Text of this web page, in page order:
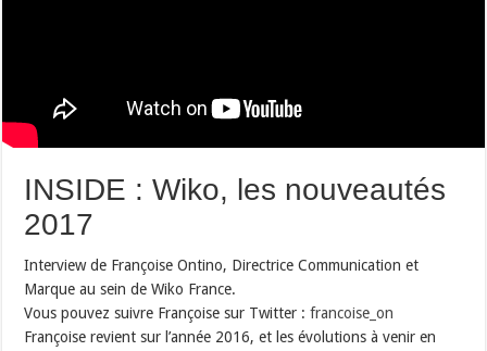
INSIDE : Wiko, les nouveautés
2017
Interview de Françoise Ontino, Directrice Communication et
Marque au sein de Wiko France.
Vous pouvez suivre Françoise sur Twitter :francoise_on
Françoise revient sur l’année 2016, et les évolutions à venir en